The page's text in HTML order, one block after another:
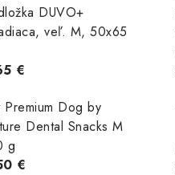
DUVO+
veľ. M, 50x65
€
Premium Dog by
Dental Snacks M
g
€